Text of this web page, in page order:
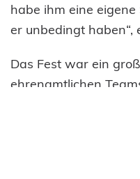
habe ihm eine
er unbedingt haben“,
Das Fest war ein
ehrenamtlichen